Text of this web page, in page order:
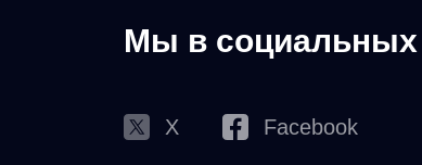
Мы в социальных
X Facebook